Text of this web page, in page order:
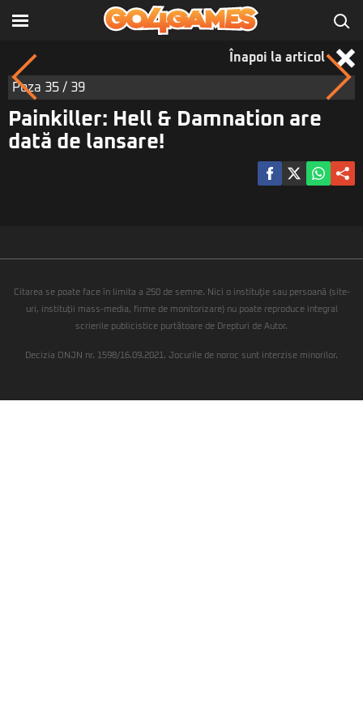
Înapoi la articol
Poza 35 / 39
Painkiller: Hell & Damnation are
dată de lansare!
Citarea se poate face în limita a 250 de semne. Nici o instituţie sau persoană (site-
uri, instituţii mass-media, firme de monitorizare) nu poate reproduce integral
scrierile publicistice purtătoare de Drepturi de Autor.
Decizia ONJN nr. 1598/16.09.2021. Jocurile de noroc sunt interzise minorilor.